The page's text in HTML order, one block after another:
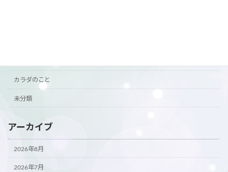
カラダのこと
未分類
アーカイブ
2026年8月
2026年7月